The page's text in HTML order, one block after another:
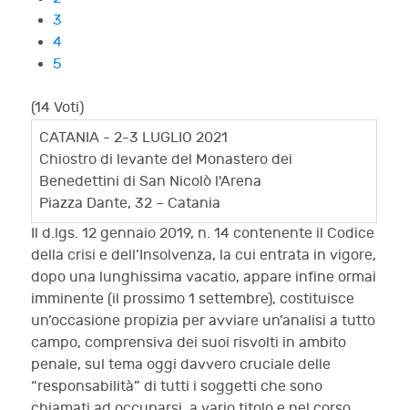
3
4
5
(14 Voti)
CATANIA - 2-3 LUGLIO 2021
Chiostro di levante del Monastero dei
Benedettini di San Nicolò l'Arena
Piazza Dante, 32 – Catania
Il d.lgs. 12 gennaio 2019, n. 14 contenente il Codice
della crisi e dell’Insolvenza, la cui entrata in vigore,
dopo una lunghissima vacatio, appare infine ormai
imminente (il prossimo 1 settembre), costituisce
un’occasione propizia per avviare un’analisi a tutto
campo, comprensiva dei suoi risvolti in ambito
penale, sul tema oggi davvero cruciale delle
“responsabilità” di tutti i soggetti che sono